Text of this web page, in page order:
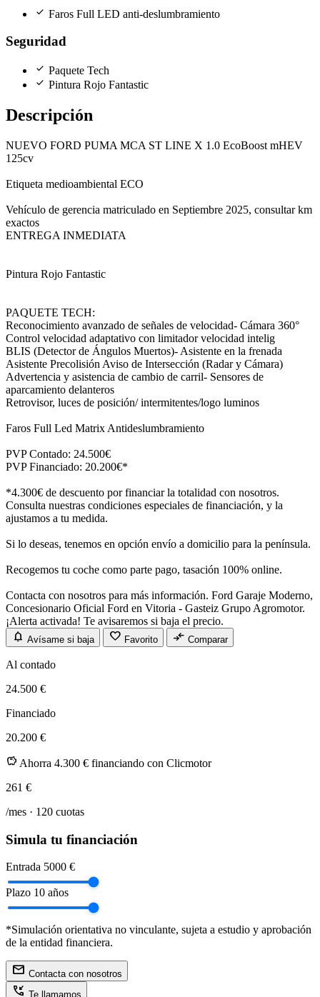
check Faros Full LED anti-deslumbramiento
Seguridad
check Paquete Tech
check Pintura Rojo Fantastic
Descripción
NUEVO FORD PUMA MCA ST LINE X 1.0 EcoBoost mHEV
125cv
Etiqueta medioambiental ECO
Vehículo de gerencia matriculado en Septiembre 2025, consultar km
exactos
ENTREGA INMEDIATA
Pintura Rojo Fantastic
PAQUETE TECH:
Reconocimiento avanzado de señales de velocidad- Cámara 360°
Control velocidad adaptativo con limitador velocidad intelig
BLIS (Detector de Ángulos Muertos)- Asistente en la frenada
Asistente Precolisión Aviso de Intersección (Radar y Cámara)
Advertencia y asistencia de cambio de carril- Sensores de
aparcamiento delanteros
Retrovisor, luces de posición/ intermitentes/logo luminos
Faros Full Led Matrix Antideslumbramiento
PVP Contado: 24.500€
PVP Financiado: 20.200€*
*4.300€ de descuento por financiar la totalidad con nosotros.
Consulta nuestras condiciones especiales de financiación, y la
ajustamos a tu medida.
Si lo deseas, tenemos en opción envío a domicilio para la península.
Recogemos tu coche como parte pago, tasación 100% online.
Contacta con nosotros para más información. Ford Garaje Moderno,
Concesionario Oficial Ford en Vitoria - Gasteiz Grupo Agromotor.
¡Alerta activada! Te avisaremos si baja el precio.
notifications Avísame si baja favorite Favorito compare_arrows Comparar
Al contado
24.500 €
Financiado
20.200 €
savings Ahorra 4.300 € financiando con Clicmotor
261 €
/mes · 120 cuotas
Simula tu financiación
Entrada 5000 €
Plazo 10 años
*Simulación orientativa no vinculante, sujeta a estudio y aprobación
de la entidad financiera.
mail Contacta con nosotros
phone_callback Te llamamos